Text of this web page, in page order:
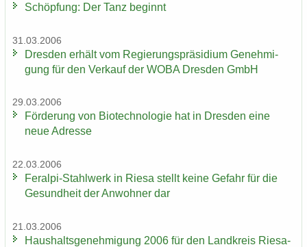
Schöp­fung: Der Tanz be­ginnt
31.03.2006
Dres­den er­hält vom Re­gie­rungs­prä­si­di­um Ge­neh­mi­
gung für den Ver­kauf der WOBA Dres­den GmbH
29.03.2006
För­de­rung von Bio­tech­no­lo­gie hat in Dres­den eine
neue Adres­se
22.03.2006
Feralpi-​Stahlwerk in Riesa stellt keine Ge­fahr für die
Ge­sund­heit der An­woh­ner dar
21.03.2006
Haus­halts­ge­neh­mi­gung 2006 für den Land­kreis Riesa-​